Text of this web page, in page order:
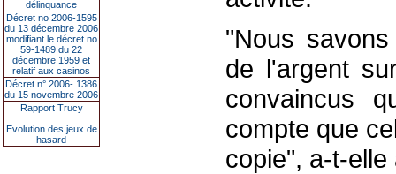
délinquance
Décret no 2006-1595
du 13 décembre 2006
modifiant le décret no
59-1489 du 22
décembre 1959 et
relatif aux casinos
Décret n° 2006- 1386
du 15 novembre 2006
Rapport Trucy
Evolution des jeux de
hasard
"Nous
de l'argent
convaincus
compte que
copie", a-t-elle